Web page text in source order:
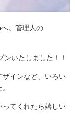
。管理人の
いたしました！！
ザインなど、いろい
ってくれたら嬉しい